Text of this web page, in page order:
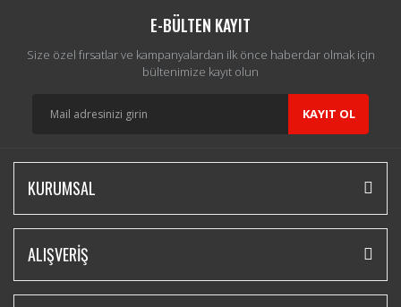
E-BÜLTEN KAYIT
Size özel fırsatlar ve kampanyalardan ilk önce haberdar olmak için
bültenimize kayıt olun
KAYIT OL
KURUMSAL
ALIŞVERİŞ